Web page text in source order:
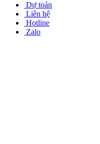
Dự toán
Liên hệ
Hotline
Zalo